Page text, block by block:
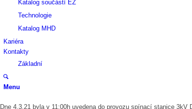
Katalog součástí EŽ
Technologie
Katalog MHD
Kariéra
Kontakty
Základní
Menu
Dne 4.3.21 byla v 11:00h uvedena do provozu spínací stanice